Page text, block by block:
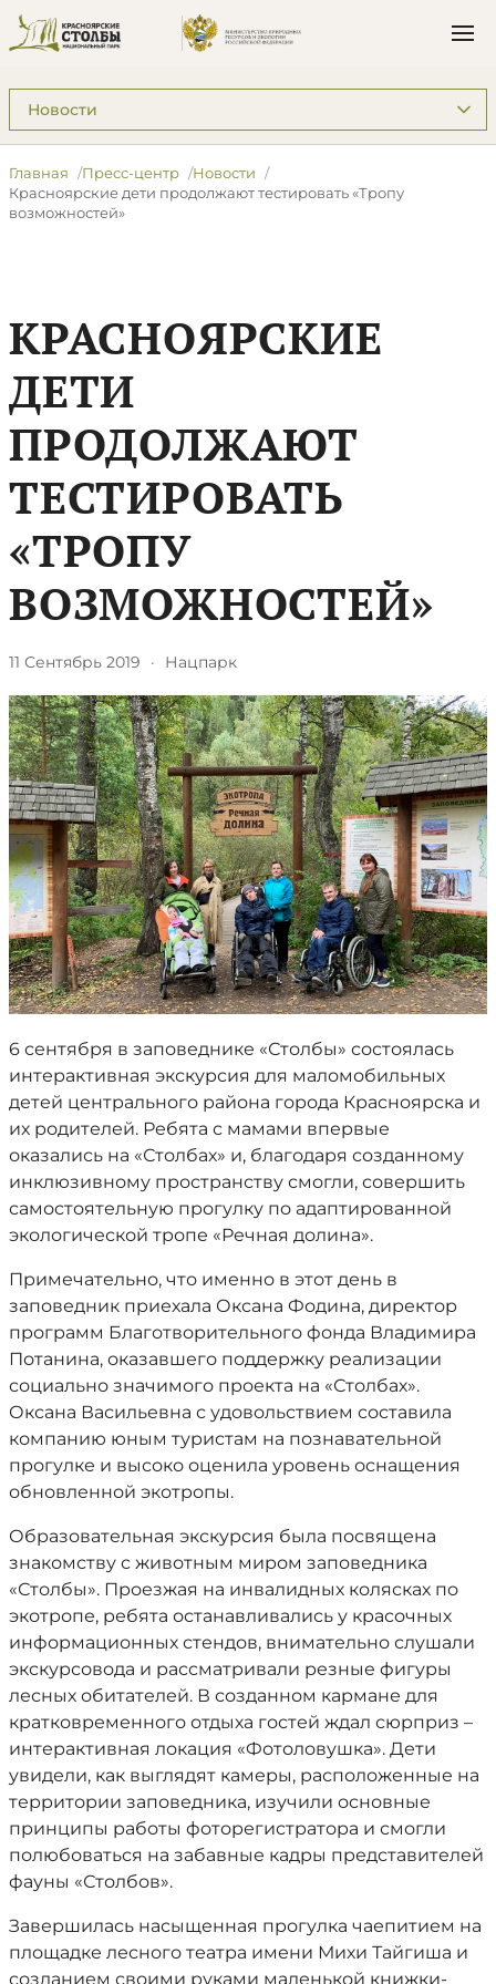
Подразделы: Пресс-центр
Главная Пресс-центр
Новости
​Красноярские дети продолжают тестировать «Тропу
возможностей»
​КРАСНОЯРСКИЕ
ДЕТИ
ПРОДОЛЖАЮТ
ТЕСТИРОВАТЬ
«ТРОПУ
ВОЗМОЖНОСТЕЙ»
11 Сентябрь 2019 · Нацпарк
6 сентября в заповеднике «Столбы» состоялась
интерактивная экскурсия для маломобильных
детей центрального района города Красноярска и
их родителей. Ребята с мамами впервые
оказались на «Столбах» и, благодаря созданному
инклюзивному пространству смогли, совершить
самостоятельную прогулку по адаптированной
экологической тропе «Речная долина».
Примечательно, что именно в этот день в
заповедник приехала Оксана Фодина, директор
программ Благотворительного фонда Владимира
Потанина, оказавшего поддержку реализации
социально значимого проекта на «Столбах».
Оксана Васильевна с удовольствием составила
компанию юным туристам на познавательной
прогулке и высоко оценила уровень оснащения
обновленной экотропы.
Образовательная экскурсия была посвящена
знакомству с животным миром заповедника
«Столбы». Проезжая на инвалидных колясках по
экотропе, ребята останавливались у красочных
информационных стендов, внимательно слушали
экскурсовода и рассматривали резные фигуры
лесных обитателей. В созданном кармане для
кратковременного отдыха гостей ждал сюрприз –
интерактивная локация «Фотоловушка». Дети
увидели, как выглядят камеры, расположенные на
территории заповедника, изучили основные
принципы работы фоторегистратора и смогли
полюбоваться на забавные кадры представителей
фауны «Столбов».
Завершилась насыщенная прогулка чаепитием на
площадке лесного театра имени Михи Тайгиша и
созданием своими руками маленькой книжки-